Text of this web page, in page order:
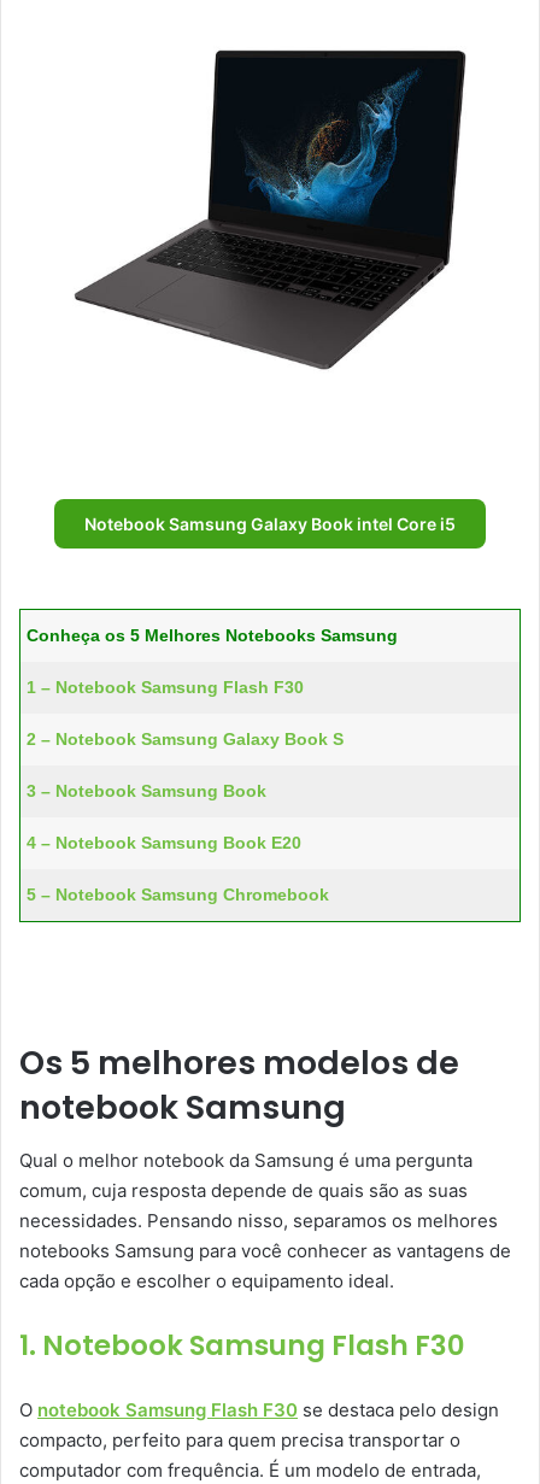
Notebook Samsung Galaxy Book intel Core i5
Conheça os 5 Melhores Notebooks Samsung
1 – Notebook Samsung Flash F30
2 – Notebook Samsung Galaxy Book S
3 – Notebook Samsung Book
4 – Notebook Samsung Book E20
5 – Notebook Samsung Chromebook
Os 5 melhores modelos de
notebook Samsung
Qual o melhor notebook da Samsung é uma pergunta
comum, cuja resposta depende de quais são as suas
necessidades. Pensando nisso, separamos os melhores
notebooks Samsung para você conhecer as vantagens de
cada opção e escolher o equipamento ideal.
1. Notebook Samsung Flash F30
O notebook Samsung Flash F30 se destaca pelo design
compacto, perfeito para quem precisa transportar o
computador com frequência. É um modelo de entrada,